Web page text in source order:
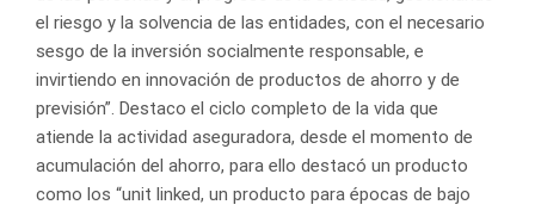
el riesgo y la solvencia de las entidades, con el necesario
sesgo de la inversión socialmente responsable, e
invirtiendo en innovación de productos de ahorro y de
previsión”. Destaco el ciclo completo de la vida que
atiende la actividad aseguradora, desde el momento de
acumulación del ahorro, para ello destacó un producto
como los “unit linked, un producto para épocas de bajo